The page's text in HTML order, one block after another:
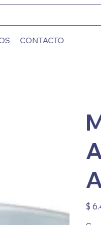
CONTACTO
Precio
$